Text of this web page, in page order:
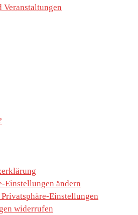
Veranstaltungen
Einstellungen ändern
Einstellungen
widerrufen